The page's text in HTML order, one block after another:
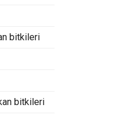
bitkileri
bitkileri